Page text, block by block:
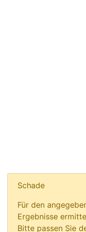
Schade
Für den
Ergebnisse
Bitte passen Sie